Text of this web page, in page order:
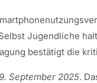
Jugendliche
bestätigt die
September 2025.